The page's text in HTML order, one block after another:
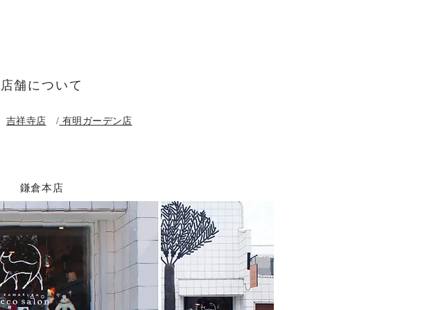
店舗について
吉祥寺店 / 有明ガーデン店
​鎌倉本店